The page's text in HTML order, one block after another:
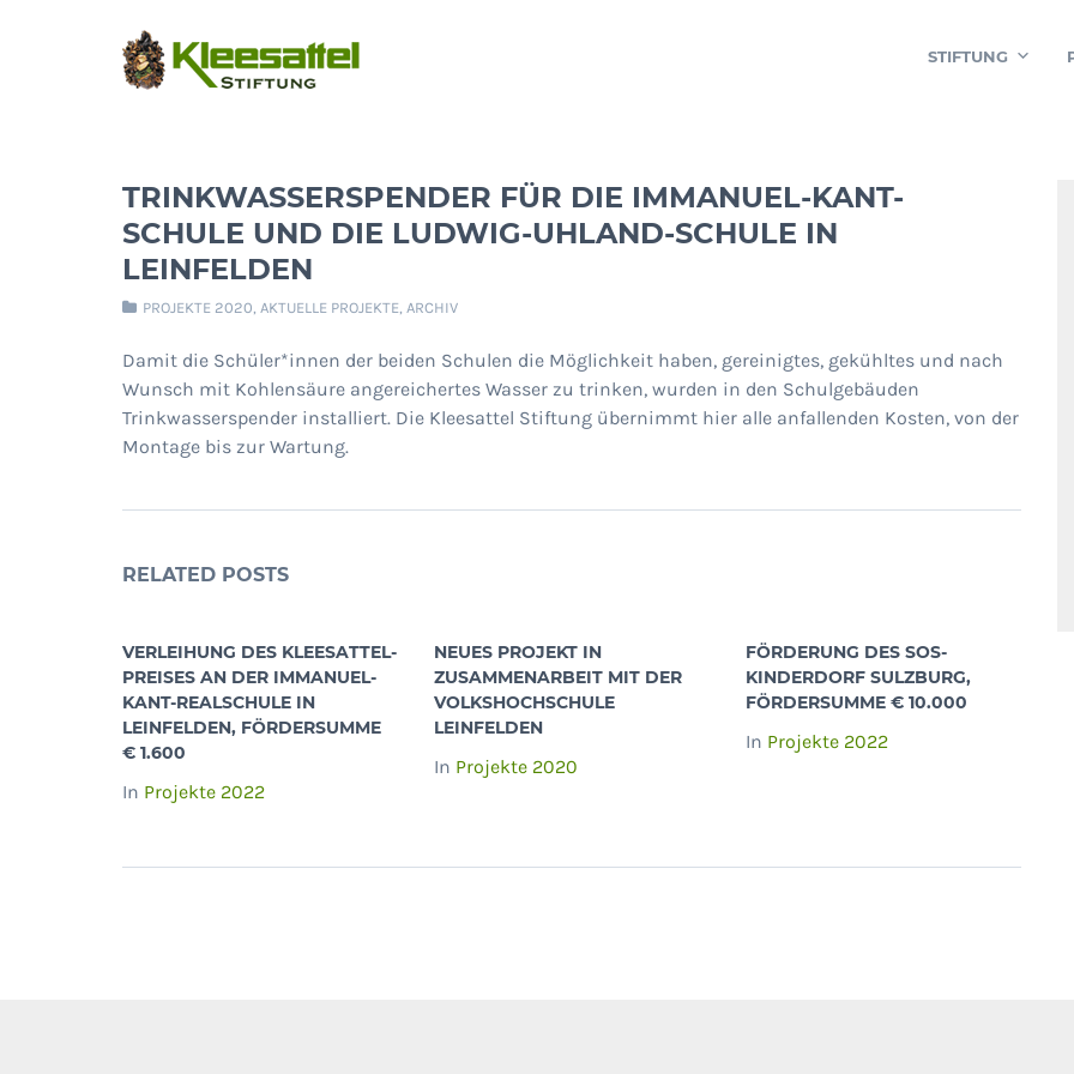
STIFTUNG
TRINKWASSERSPENDER FÜR DIE IMMANUEL-KANT-
SCHULE UND DIE LUDWIG-UHLAND-SCHULE IN
LEINFELDEN
PROJEKTE 2020, AKTUELLE PROJEKTE, ARCHIV
Damit die Schüler*innen der beiden Schulen die Möglichkeit haben, gereinigtes, gekühltes und nach
Wunsch mit Kohlensäure angereichertes Wasser zu trinken, wurden in den Schulgebäuden
Trinkwasserspender installiert. Die Kleesattel Stiftung übernimmt hier alle anfallenden Kosten, von der
Montage bis zur Wartung.
RELATED POSTS
VERLEIHUNG DES KLEESATTEL-
PREISES AN DER IMMANUEL-
KANT-REALSCHULE IN
LEINFELDEN, FÖRDERSUMME
€ 1.600
In Projekte 2022
NEUES PROJEKT IN
ZUSAMMENARBEIT MIT DER
VOLKSHOCHSCHULE
LEINFELDEN
In Projekte 2020
FÖRDERUNG DES SOS-
KINDERDORF SULZBURG,
FÖRDERSUMME € 10.000
In Projekte 2022